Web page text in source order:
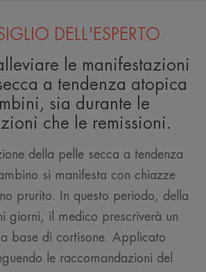
DELL'ESPERTO
le manifestazioni
a tendenza atopica
sia durante le
che le remissioni.
della pelle secca a tendenza
si manifesta con chiazze
prurito. In questo periodo, della
giorni, il medico prescriverà un
base di cortisone. Applicato
le raccomandazioni del